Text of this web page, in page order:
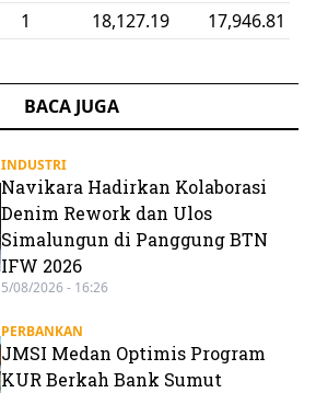
1 18,127.19 17,946.81
BACA JUGA
INDUSTRI
Navikara Hadirkan Kolaborasi
Denim Rework dan Ulos
Simalungun di Panggung BTN
IFW 2026
5/08/2026 - 16:26
PERBANKAN
JMSI Medan Optimis Program
KUR Berkah Bank Sumut